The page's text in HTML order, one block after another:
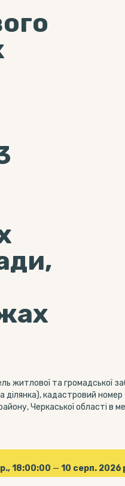
житлової та громадської
ділянка), кадастровий
Черкаської області в
18:00:00 — 10 серп. 2026